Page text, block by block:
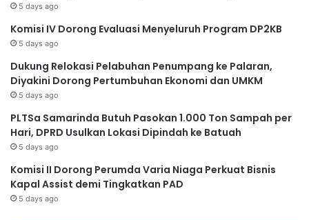
5 days ago
Komisi IV Dorong Evaluasi Menyeluruh Program DP2KB
5 days ago
Dukung Relokasi Pelabuhan Penumpang ke Palaran,
Diyakini Dorong Pertumbuhan Ekonomi dan UMKM
5 days ago
PLTSa Samarinda Butuh Pasokan 1.000 Ton Sampah per
Hari, DPRD Usulkan Lokasi Dipindah ke Batuah
5 days ago
Komisi II Dorong Perumda Varia Niaga Perkuat Bisnis
Kapal Assist demi Tingkatkan PAD
5 days ago